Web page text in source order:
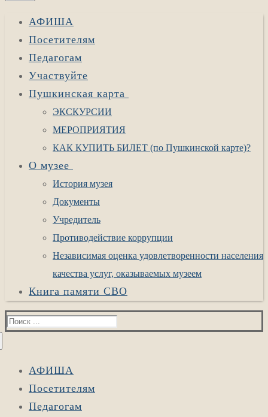
АФИША
Посетителям
Педагогам
Участвуйте
Пушкинская карта
ЭКСКУРСИИ
МЕРОПРИЯТИЯ
КАК КУПИТЬ БИЛЕТ (по Пушкинской карте)?
О музее
История музея
Документы
Учредитель
Противодействие коррупции
Независимая оценка удовлетворенности населения
качества услуг, оказываемых музеем
Книга памяти СВО
Найти:
АФИША
Посетителям
Педагогам